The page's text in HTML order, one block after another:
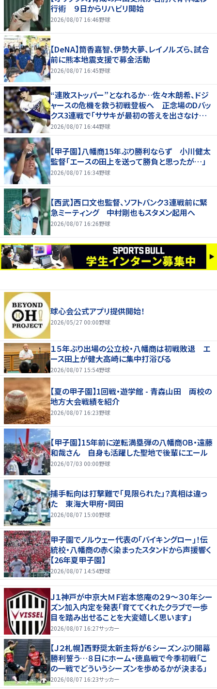
行術 ９日からリハビリ開始
2026/08/07 16:46野球
【DeNA】筒香嘉智、伊勢大夢、レイノルズら、試合
前に熊本地震支援で募金活動
2026/08/07 16:45野球
“連敗ストッパー”となれるか…佐々木朗希、ドジ
ャースの危機を救う初戦登板へ 正念場のDバッ
クス3連戦で「ササキが最初の答えを出さなけれ
ばならない」
2026/08/07 16:44野球
【甲子園】八幡商15年ぶり勝利ならず 小川健太
監督「エースの田上を送って勝負と思ったが…」
2026/08/07 16:34野球
【西武】西口文也監督、ソフトバンク３連戦前に緊
急ミーティング 中村剛也もスタメン起用へ
2026/08/07 16:26野球
球心会公式アプリ提供開始！
2026/05/27 00:00野球
１５年ぶり出場の公立校・八幡商は初戦敗退 エ
ース田上が健大高崎に集中打浴びる
2026/08/07 15:54野球
【夏の甲子園】1回戦・遊学館 - 青森山田 両校の
地方大会戦績を紹介
2026/08/07 16:23野球
【甲子園】15年前に逆転満塁弾の八幡商OB・遠藤
和哉さん 自身も活躍した聖地で後輩にエール
2026/07/03 00:00野球
捕手転向は打撃難で「見限られた」？真相は違っ
た 東海大甲府・岡田
2026/08/07 15:00野球
甲子園でノルウェー代表の｢バイキングロー｣！伝
統校・八幡商の赤く染まったスタンドから声援響く
【26年夏甲子園】
2026/08/07 14:54野球
Ｊ１神戸が中京大ＭＦ岩本悠庵の２９～３０年シー
ズン加入内定を発表「育ててくれたクラブで一歩
目を踏み出せることを大変嬉しく思います」
2026/08/07 16:27サッカー
【Ｊ２札幌】西野奨太新主将が６シーズンぶり開幕
勝利誓う…８日にホーム・徳島戦で今季初戦「こ
の一戦でどういうシーズンを歩めるかが決まる」
2026/08/07 16:23サッカー